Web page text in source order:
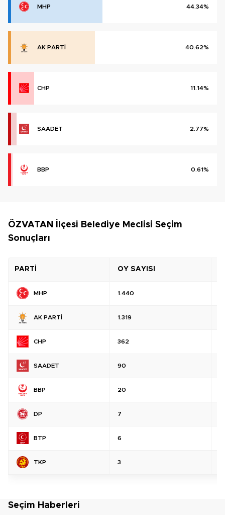
MHP 44.34%
AK PARTİ 40.62%
CHP 11.14%
SAADET 2.77%
BBP 0.61%
ÖZVATAN İlçesi Belediye Meclisi Seçim
Sonuçları
PARTİ OY SAYISI
MHP 1.440
AK PARTİ 1.319
CHP 362
SAADET 90
BBP 20
DP 7
BTP 6
TKP 3
Seçim Haberleri